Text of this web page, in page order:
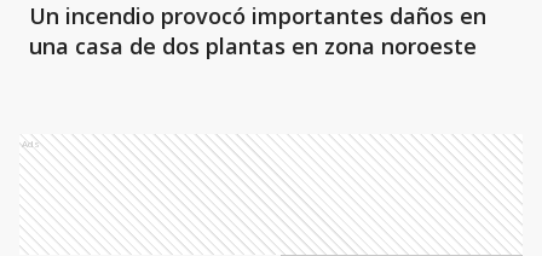
Un incendio provocó importantes daños en
una casa de dos plantas en zona noroeste
Ads